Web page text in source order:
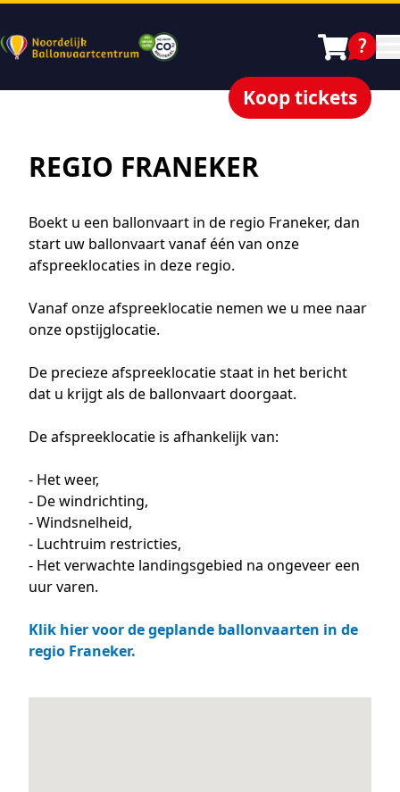
Koop tickets
REGIO FRANEKER
Boekt u een ballonvaart in de regio Franeker, dan
start uw ballonvaart vanaf één van onze
afspreeklocaties in deze regio.
Vanaf onze afspreeklocatie nemen we u mee naar
onze opstijglocatie.
De precieze afspreeklocatie staat in het bericht
dat u krijgt als de ballonvaart doorgaat.
De afspreeklocatie is afhankelijk van:
- Het weer,
- De windrichting,
- Windsnelheid,
- Luchtruim restricties,
- Het verwachte landingsgebied na ongeveer een
uur varen.
Klik hier voor de geplande ballonvaarten in de
regio Franeker.